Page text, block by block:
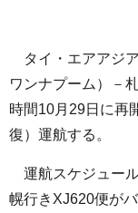
タイ・エアアジ
ワンナプーム）－
時間10月29日に再
復）運航する。
運航スケジュー
幌行きXJ620便が